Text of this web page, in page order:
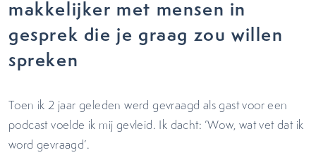
makkelijker met mensen in
gesprek die je graag zou willen
spreken
Toen ik 2 jaar geleden werd gevraagd als gast voor een
podcast voelde ik mij gevleid. Ik dacht: ‘Wow, wat vet dat ik
word gevraagd’.